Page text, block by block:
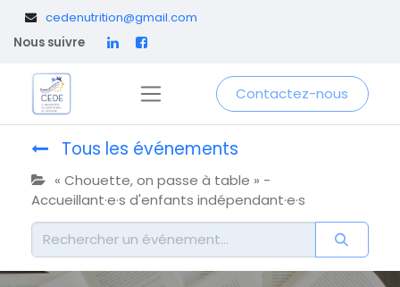
cedenutrition@gmail.com
Nous suivre
Contactez-nous
Tous les événements
« Chouette, on passe à table » -
Accueillant·e·s d'enfants indépendant·e·s